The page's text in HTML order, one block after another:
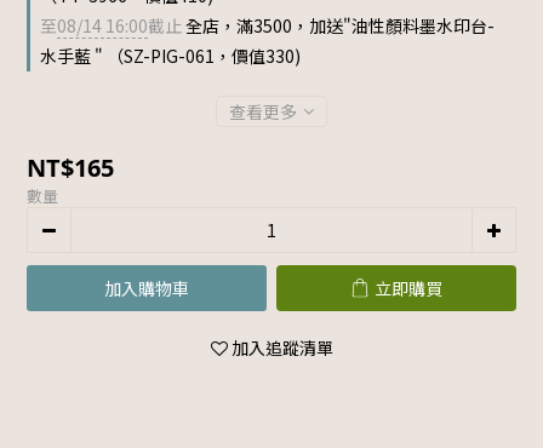
至08/14 16:00截止全店，滿3500，加送"油性顏料墨水印台-
水手藍 " （SZ-PIG-061，價值330)
查看更多
NT$165
數量
加入購物車 立即購買
加入追蹤清單